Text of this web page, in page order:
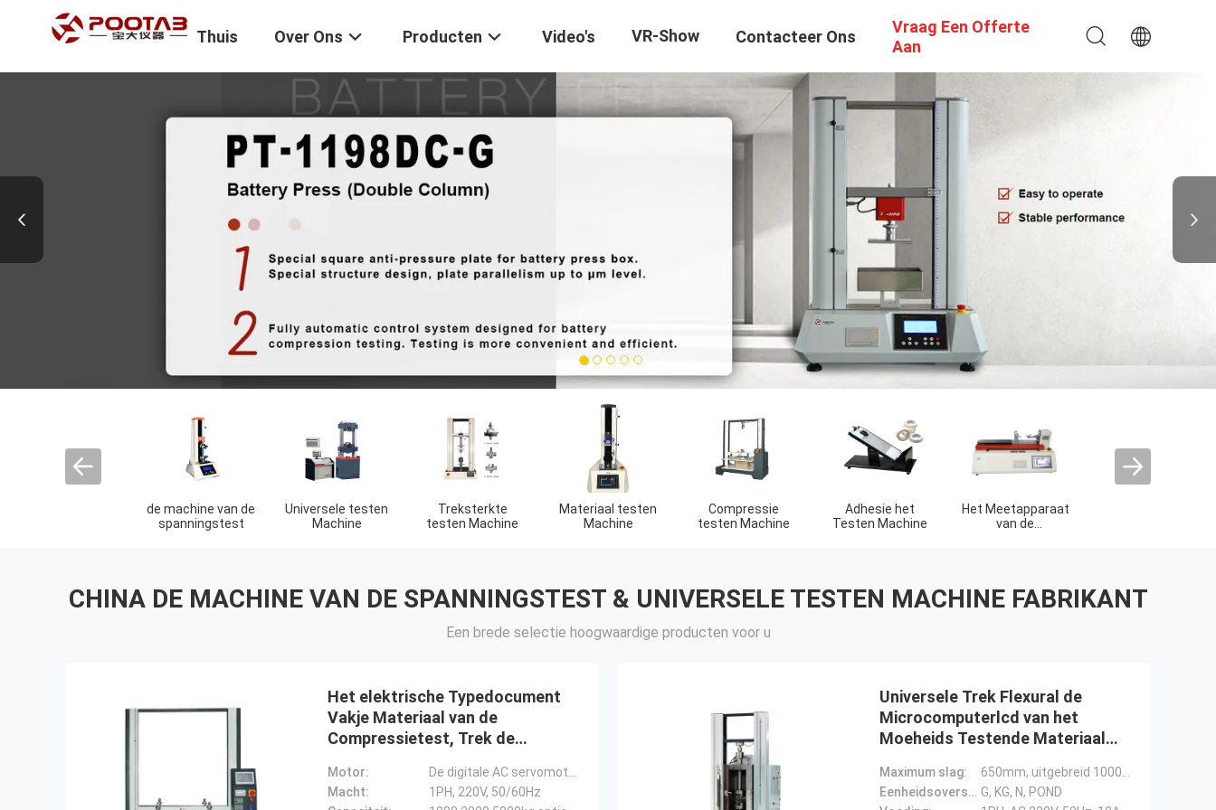
Thuis Over Ons Producten Video's VR-Show Contacteer Ons
Vraag Een Offerte
Aan
1 2 3 4 5
de machine van de
spanningstest
Universele testen
Machine
Treksterkte
testen Machine
Materiaal testen
Machine
Compressie
testen Machine
Adhesie het
Testen Machine
Het Meetapparaat
van de
CHINA DE MACHINE VAN DE SPANNINGSTEST & UNIVERSELE TESTEN MACHINE FABRIKANT
Een brede selectie hoogwaardige producten voor u
Het elektrische Typedocument
Vakje Materiaal van de
Compressietest, Trek de
Motor:
De digitale AC servomotor van Panasonic
Macht:
1PH, 220V, 50/60Hz
Universele Trek Flexural de
Microcomputerlcd van het
Moeheids Testende Materiaal
Maximum slag:
650mm, uitgebreid 1000mm
Eenheidsoverschakeling:: G, KG, N, POND